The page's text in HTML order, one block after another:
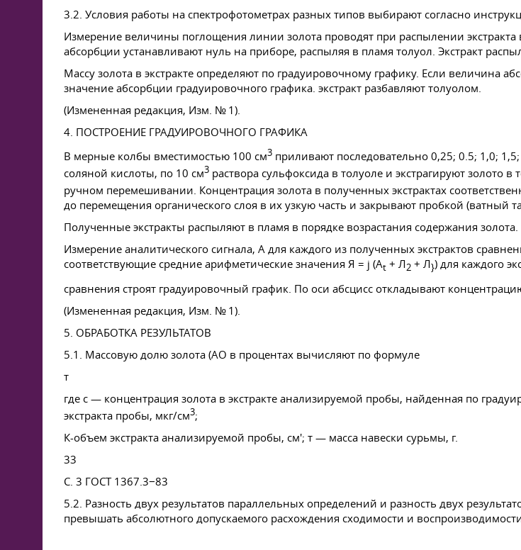
3.2. Условия работы на спектрофотометрах разных типов выбирают согласно
Измерение величины поглощения линии золота проводят при распылении
абсорбции устанавливают нуль на приборе, распыляя в пламя толуол. Экстракт
Массу золота в экстракте определяют по градуировочному графику. Если величина
значение абсорбции градуировочного графика. экстракт разбавляют толуолом.
(Измененная редакция, Изм. № 1).
4. ПОСТРОЕНИЕ ГРАДУИРОВОЧНОГО ГРАФИКА
В мерные колбы вместимостью 100 см3 приливают последовательно 0,25; 0.5; 1,0;
соляной кислоты, по 10 см3 раствора сульфоксида в толуоле и экстрагируют
ручном перемешивании. Концентрация золота в полученных экстрактах
до перемещения органического слоя в их узкую часть и закрывают пробкой (ватный
Полученные экстракты распыляют в пламя в порядке возрастания содержания золота.
Измерение аналитического сигнала, А для каждого из полученных экстрактов
соответствующие средние арифметические значения Я = j (At + Л2 + Л}) для каждого
сравнения строят градуировочный график. По оси абсцисс откладывают
(Измененная редакция, Изм. № 1).
5. ОБРАБОТКА РЕЗУЛЬТАТОВ
5.1. Массовую долю золота (АО в процентах вычисляют по формуле
т
где с — концентрация золота в экстракте анализируемой пробы, найденная по
экстракта пробы, мкг/см3;
К-объем экстракта анализируемой пробы, см'; т — масса навески сурьмы, г.
33
С. 3 ГОСТ 1367.3−83
5.2. Разность двух результатов параллельных определений и разность двух
превышать абсолютного допускаемого расхождения сходимости и